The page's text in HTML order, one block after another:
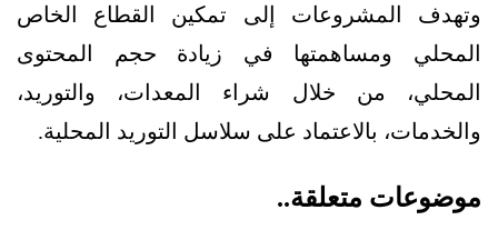
وتهدف المشروعات إلى تمكين القطاع الخاص
المحلي ومساهمتها في زيادة حجم المحتوى
المحلي، من خلال شراء المعدات، والتوريد،
والخدمات، بالاعتماد على سلاسل التوريد المحلية.
موضوعات متعلقة..